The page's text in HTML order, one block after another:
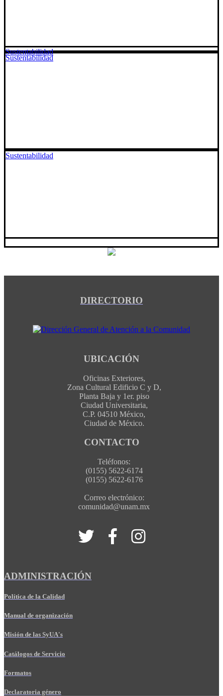
Sustentabilidad
Sustentabilidad
Sustentabilidad
DIRECTORIO
UBICACIÓN
Oficinas Exteriores,
Zona Cultural Edificio C y D,
Planta Baja y 1er. piso
Ciudad Universitaria,
C.P. 04510 México,
Ciudad de México.
CONTACTO
Teléfonos:
(0155) 5622-6174
(0155) 5622-6176
Correo electrónico:
comunidad@unam.mx
ADMINISTRACIÓN
Política de la Calidad
Manual de organización
Misión de las SyUA's
Catálogos de Servicio
Formatos
Declaratoria género